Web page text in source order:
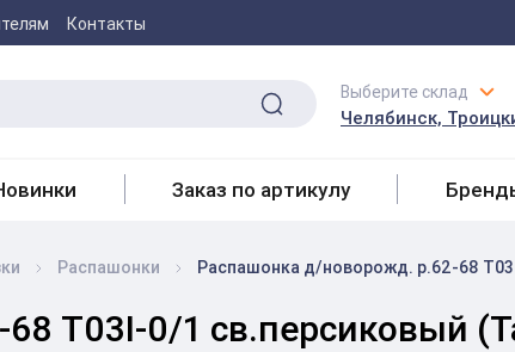
Контакты
Выберите склад
Челябинск,
Заказ по артикулу
Распашонки Распашонка д/новорожд. р.62-68
T03I-0/1 св.персиковый